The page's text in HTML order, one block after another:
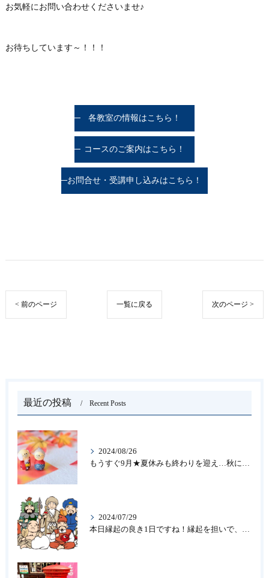
お気軽にお問い合わせくださいませ♪
お待ちしています～！！！
各教室の情報はこちら！
コースのご案内はこちら！
お問合せ・受講申し込みはこちら！
< 前のページ 一覧に戻る 次のページ >
最近の投稿 Recent Posts
2024/08/26
もうすぐ9月★夏休みも終わりを迎え…秋になったら新しいことを始めよう♪大人の趣味に書道なら青霄書法会へ！
2024/07/29
本日縁起の良き1日ですね！縁起を担いで、新しいことをはじめる♪大人の趣味に書道なら「青霄書法会」